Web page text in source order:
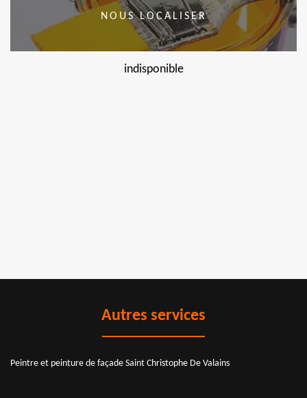
NOUS LOCALISER
indisponible
Autres services
Peintre et peinture de façade Saint Christophe De Valains